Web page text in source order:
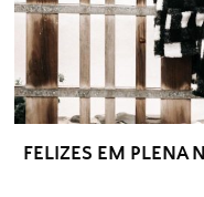
FELIZES EM PLENA